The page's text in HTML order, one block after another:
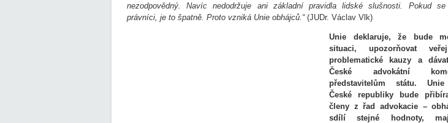
nezodpovědný. Navíc nedodržuje ani základní pravidla lidské slušnosti. Pokud
právníci, je to špatně. Proto vzniká Unie obhájců.“(JUDr. Václav Vlk)
Unie deklaruje, že bude
situaci, upozorňovat
problematické kauzy a
České advokátní
představitelům státu.
České republiky bude
členy z řad advokacie –
sdílí stejné hodnoty,